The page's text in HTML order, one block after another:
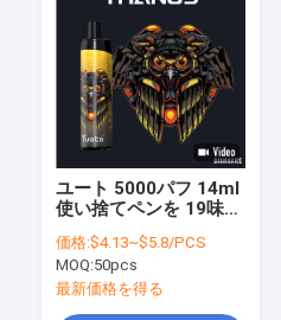
ユート 5000パフ 14ml
使い捨てペンを 19味
ー
価格:$4.13~$5.8/PCS
MOQ:50pcs
最新価格を得る